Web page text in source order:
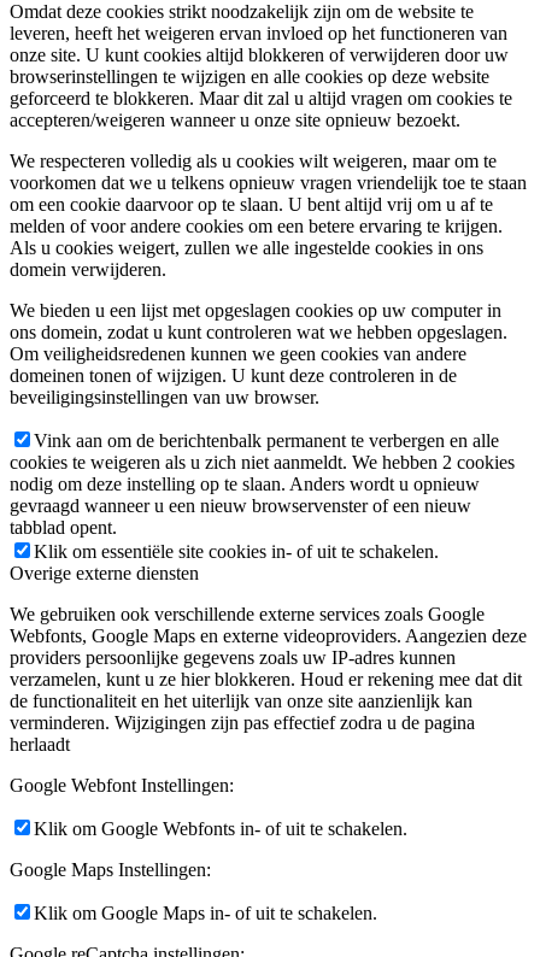
Omdat deze cookies strikt noodzakelijk zijn om de website te
leveren, heeft het weigeren ervan invloed op het functioneren van
onze site. U kunt cookies altijd blokkeren of verwijderen door uw
browserinstellingen te wijzigen en alle cookies op deze website
geforceerd te blokkeren. Maar dit zal u altijd vragen om cookies te
accepteren/weigeren wanneer u onze site opnieuw bezoekt.
We respecteren volledig als u cookies wilt weigeren, maar om te
voorkomen dat we u telkens opnieuw vragen vriendelijk toe te staan
om een cookie daarvoor op te slaan. U bent altijd vrij om u af te
melden of voor andere cookies om een betere ervaring te krijgen.
Als u cookies weigert, zullen we alle ingestelde cookies in ons
domein verwijderen.
We bieden u een lijst met opgeslagen cookies op uw computer in
ons domein, zodat u kunt controleren wat we hebben opgeslagen.
Om veiligheidsredenen kunnen we geen cookies van andere
domeinen tonen of wijzigen. U kunt deze controleren in de
beveiligingsinstellingen van uw browser.
Vink aan om de berichtenbalk permanent te verbergen en alle
cookies te weigeren als u zich niet aanmeldt. We hebben 2 cookies
nodig om deze instelling op te slaan. Anders wordt u opnieuw
gevraagd wanneer u een nieuw browservenster of een nieuw
tabblad opent.
Klik om essentiële site cookies in- of uit te schakelen.
Overige externe diensten
We gebruiken ook verschillende externe services zoals Google
Webfonts, Google Maps en externe videoproviders. Aangezien deze
providers persoonlijke gegevens zoals uw IP-adres kunnen
verzamelen, kunt u ze hier blokkeren. Houd er rekening mee dat dit
de functionaliteit en het uiterlijk van onze site aanzienlijk kan
verminderen. Wijzigingen zijn pas effectief zodra u de pagina
herlaadt
Google Webfont Instellingen:
Klik om Google Webfonts in- of uit te schakelen.
Google Maps Instellingen:
Klik om Google Maps in- of uit te schakelen.